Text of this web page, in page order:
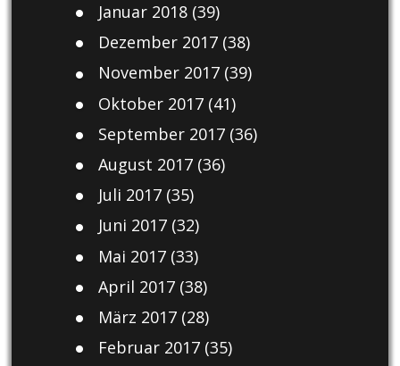
Januar 2018(39)
Dezember 2017(38)
November 2017(39)
Oktober 2017(41)
September 2017(36)
August 2017(36)
Juli 2017(35)
Juni 2017(32)
Mai 2017(33)
April 2017(38)
März 2017(28)
Februar 2017(35)